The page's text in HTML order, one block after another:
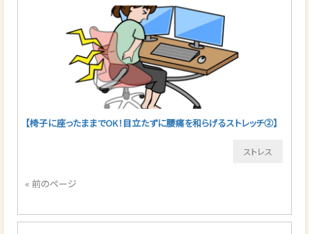
【椅子に座ったままでOK！目立たずに腰痛を和らげるストレッチ②】
ストレス
« 前のページ